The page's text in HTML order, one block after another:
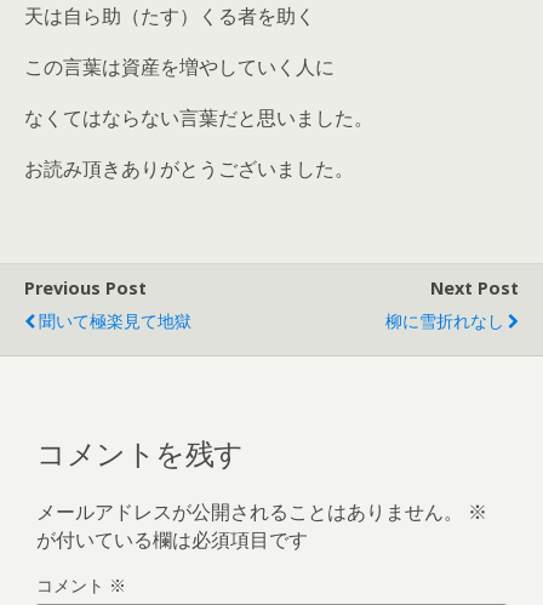
天は自ら助（たす）くる者を助く
この言葉は資産を増やしていく人に
なくてはならない言葉だと思いました。
お読み頂きありがとうございました。
Previous Post
聞いて極楽見て地獄
Next Post
柳に雪折れなし
コメントを残す
メールアドレスが公開されることはありません。
※
が付いている欄は必須項目です
コメント ※